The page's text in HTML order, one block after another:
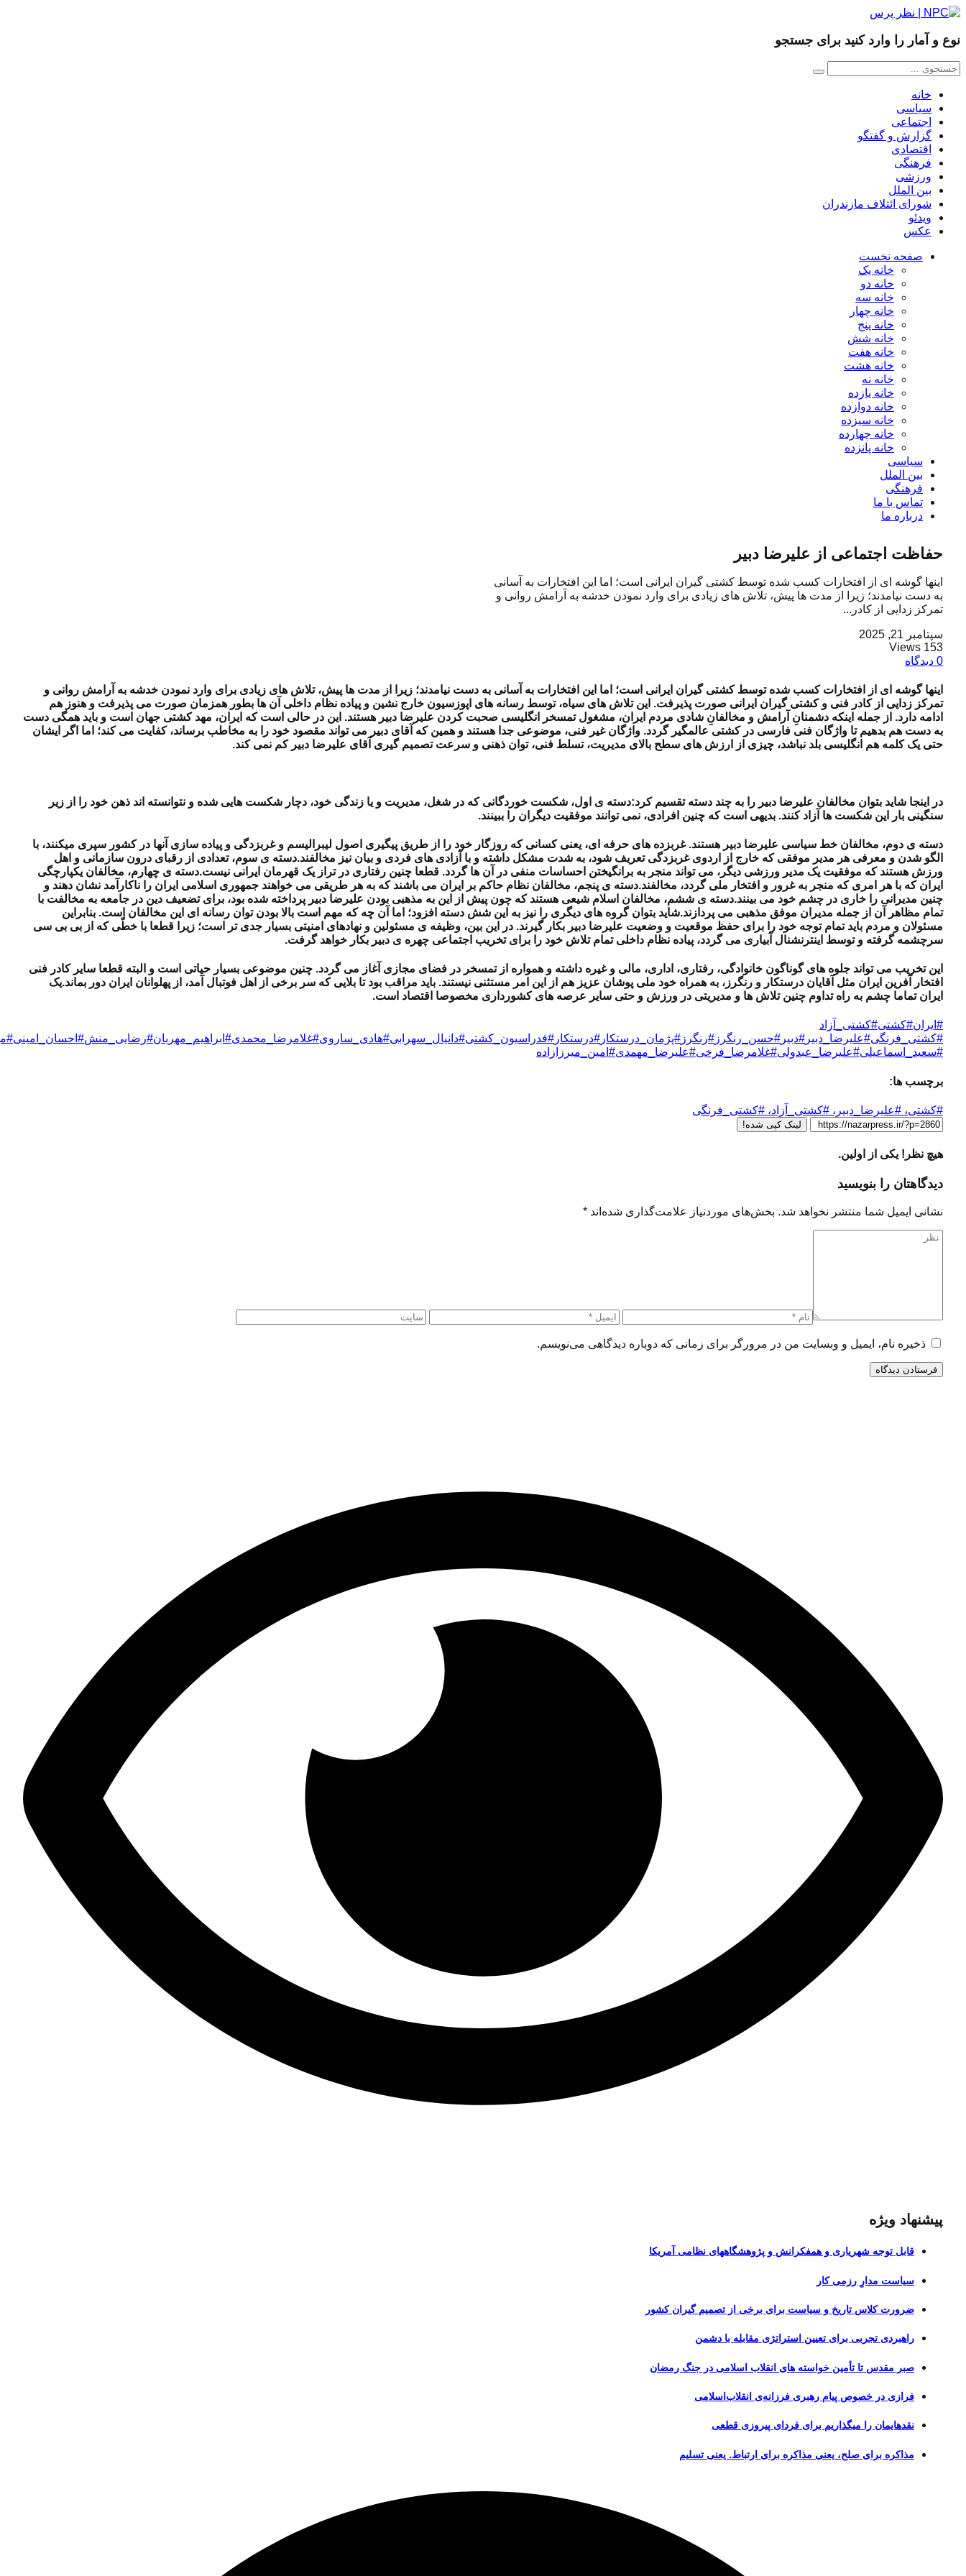
نوع و آمار را وارد کنید برای جستجو
خانه
سیاسی
اجتماعی
گزارش و گفتگو
اقتصادی
فرهنگی
ورزشی
بین الملل
شورای ائتلاف مازندران
ویدئو
عکس
صفحه نخست
خانه یک
خانه دو
خانه سه
خانه چهار
خانه پنج
خانه شش
خانه هفت
خانه هشت
خانه نه
خانه یازده
خانه دوازده
خانه سیزده
خانه چهارده
خانه پانزده
سیاسی
بین الملل
فرهنگی
تماس با ما
درباره ما
حفاظت اجتماعی از علیرضا دبیر
اینها گوشه ای از افتخارات کسب شده توسط کشتی گیران ایرانی است؛ اما این افتخارات به آسانی
به دست نیامدند؛ زیرا از مدت ها پیش، تلاش های زیادی برای وارد نمودن خدشه به آرامش روانی و
تمرکز زدایی از کادر...
سپتامبر 21, 2025
153 Views
0 دیدگاه
اینها گوشه ای از افتخارات کسب شده توسط کشتی گیران ایرانی است؛ اما این افتخارات به آسانی به دست نیامدند؛ زیرا از مدت ها پیش، تلاش های زیادی برای وارد نمودن خدشه به آرامش روانی و
تمرکز زدایی از کادر فنی و کشتی گیران ایرانی صورت پذیرفت. این تلاش های سیاه، توسط رسانه های اپوزسیون خارج نشین و پیاده نظام داخلی آن ها بطور همزمان صورت می پذیرفت و هنوز هم
ادامه دارد. از جمله اینکه دشمنانِ آرامش و مخالفانِ شادی مردم ایران، مشغول تمسخر انگلیسی صحبت کردن علیرضا دبیر هستند. این در حالی است که ایران، مهد کشتی جهان است و باید همگی دست
به دست هم بدهیم تا واژگان فنی فارسی در کشتی عالمگیر گردد. واژگان غیر فنی، موضوعی جدا هستند و همین که آقای دبیر می تواند مقصود خود را به مخاطب برساند، کفایت می کند؛ اما اگر ایشان
حتی یک کلمه هم انگلیسی بلد نباشد، چیزی از ارزش های سطح بالای مدیریت، تسلط فنی، توان ذهنی و سرعت تصمیم گیری آقای علیرضا دبیر کم نمی کند.
در اینجا شاید بتوان مخالفان علیرضا دبیر را به چند دسته تقسیم کرد:دسته ی اول، شکست خوردگانی که در شغل، مدیریت و یا زندگی خود، دچار شکست هایی شده و نتوانسته اند ذهن خود را از زیر
سنگینی بار این شکست ها آزاد کنند. بدیهی است که چنین افرادی، نمی توانند موفقیت دیگران را ببینند.
دسته ی دوم، مخالفان خط سیاسی علیرضا دبیر هستند. غربزده های حرفه ای، یعنی کسانی که روزگار خود را از طریق پیگیری اصول لیبرالیسم و غربزدگی و پیاده سازی آنها در کشور سپری میکنند، با
الگو شدن و معرفی هر مدیر موفقی که خارج از اردوی غربزدگی تعریف شود، به شدت مشکل داشته و با آزادی های فردی و بیان نیز مخالفند.دسته ی سوم، تعدادی از رقبای درون سازمانی و اهل
ورزش هستند که موفقیت یک مدیر ورزشی دیگر، می تواند منجر به برانگیختن احساسات منفی در آن ها گردد. قطعا چنین رفتاری در تراز یک قهرمان ایرانی نیست.دسته ی چهارم، مخالفان یکپارچگی
ایران که با هر امری که منجر به غرور و افتخار ملی گردد، مخالفند.دسته ی پنجم، مخالفان نظام حاکم بر ایران می باشند که به هر طریقی می خواهند جمهوری اسلامی ایران را ناکارآمد نشان دهند و
چنین مدیرانی را خاری در چشم خود می بینند.دسته ی ششم، مخالفان اسلام شیعی هستند که چون پیش از این به مذهبی بودن علیرضا دبیر پرداخته شده بود، برای تضعیف دین در جامعه به مخالفت با
تمام مظاهر آن از جمله مدیران موفق مذهبی می پردازند.شاید بتوان گروه های دیگری را نیز به این شش دسته افزود؛ اما آن چه که مهم است بالا بودن توان رسانه ای این مخالفان است. بنابراین
مسئولان و مردم باید تمام توجه خود را برای حفظ موقعیت و وضعیت علیرضا دبیر بکار گیرند. در این بین، وظیفه ی مسئولین و نهادهای امنیتی بسیار جدی تر است؛ زیرا قطعا با خطّی که از بی بی سی
سرچشمه گرفته و توسط اینترنشنال آبیاری می گردد، پیاده نظام داخلی تمام تلاش خود را برای تخریب اجتماعی چهره ی دبیر بکار خواهد گرفت.
این تخریب می تواند جلوه های گوناگون خانوادگی، رفتاری، اداری، مالی و غیره داشته و همواره از تمسخر در فضای مجازی آغاز می گردد. چنین موضوعی بسیار حیاتی است و البته قطعا سایر کادر فنی
افتخار آفرین ایران مثل آقایان درستکار و رنگرز، به همراه خود ملی پوشان عزیز هم از این امر مستثنی نیستند. باید مراقب بود تا بلایی که سر برخی از اهل فوتبال آمد، از پهلوانان ایران دور بماند.یک
ایران تماما چشم به راه تداوم چنین تلاش ها و مدیریتی در ورزش و حتی سایر عرصه های کشورداری مخصوصا اقتصاد است.
#ایران#کشتی#کشتی_آزاد
#کشتی_فرنگی#علیرضا_دبیر #دبیر #حسن_رنگرز #رنگرز #پژمان_درستکار #درستکار #فدراسیون_کشتی#دانیال_سهرابی#هادی_ساروی#غلامرضا_محمدی#ابراهیم_مهربان#رضایی_منش#احسان_امینی
#سعید_اسماعیلی#علیرضا_عبدولی#غلامرضا_فرخی#علیرضا_مهمدی#امین_میرزازاده
برچسب ها:
#کشتی، #علیرضا_دبیر، #کشتی_آزاد، #کشتی_فرنگی
لینک کپی شده!
هیچ نظر! یکی از اولین.
دیدگاهتان را بنویسید
نشانی ایمیل شما منتشر نخواهد شد. بخش‌های موردنیاز علامت‌گذاری شده‌اند *
ذخیره نام، ایمیل و وبسایت من در مرورگر برای زمانی که دوباره دیدگاهی می‌نویسم.
پیشنهاد ویژه
قابل توجه شهریاری و همفکرانش و پژوهشگاههای نظامی آمریکا
سیاست مدارِ رزمی کار
ضرورت کلاس تاریخ و سیاست برای برخی از تصمیم گیران کشور
راهبردی تجربی برای تعیین استراتژی مقابله با دشمن
صبر مقدس تا تأمین خواسته های انقلاب اسلامی در جنگ رمضان
فرازی در خصوص پیام رهبری فرزانه‌ی انقلاب‌اسلامی
نقدهایمان را میگذاریم برای فردای پیروزی قطعی
مذاکره برای صلح، یعنی مذاکره برای ارتباط. یعنی تسلیم